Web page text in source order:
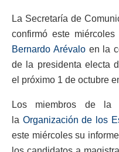
La Secretaría de
confirmó este
Bernardo Arévaloen la
de la presidenta electa
el próximo 1 de octubre
Los miembros de la
la Organización de los
este miércoles su